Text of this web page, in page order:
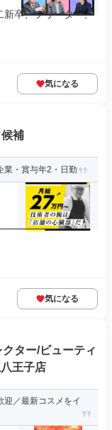
新卒、フリーター、
気になる
補
業・賞与年2・日勤
気になる
ター/ビューティ
王子店
迎／最新コスメをイ